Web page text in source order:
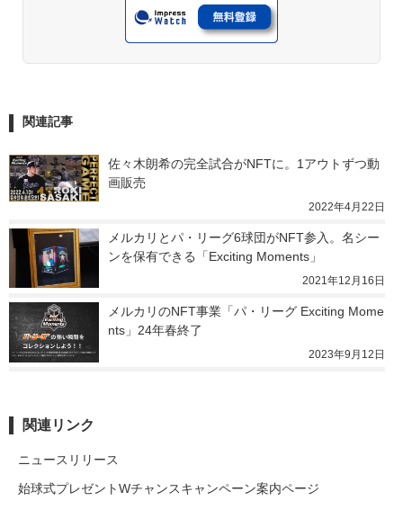
関連記事
佐々木朗希の完全試合がNFTに。1アウトずつ動
画販売
2022年4月22日
メルカリとパ・リーグ6球団がNFT参入。名シー
ンを保有できる「Exciting Moments」
2021年12月16日
メルカリのNFT事業「パ・リーグ Exciting Mome
nts」24年春終了
2023年9月12日
関連リンク
ニュースリリース
始球式プレゼントWチャンスキャンペーン案内ページ